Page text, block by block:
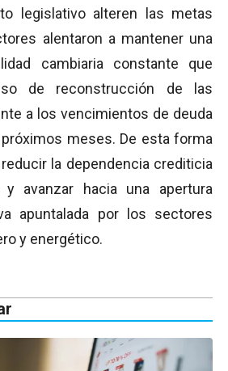
legislativo alteren las metas
alentaron a mantener una
cambiaria constante que
de reconstrucción de las
a los vencimientos de deuda
meses. De esta forma
la dependencia crediticia
avanzar hacia una apertura
apuntalada por los sectores
y energético.